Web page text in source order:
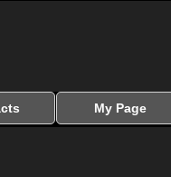
My Page